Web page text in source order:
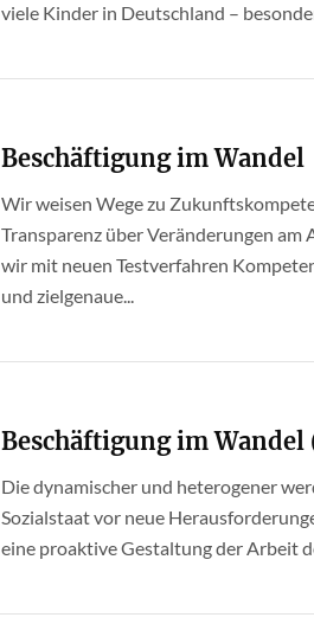
viele Kinder in Deutschland –
Beschäftigung im Wandel
Wir weisen Wege zu
Transparenz über Veränderungen
wir mit neuen Testverfahren
und zielgenaue...
Beschäftigung im Wandel
Die dynamischer und heterogener
Sozialstaat vor neue
eine proaktive Gestaltung der Arbeit